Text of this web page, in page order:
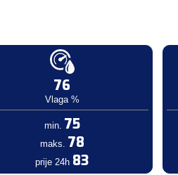
76
Vlaga %
min. 75
maks. 78
prije 24h 83